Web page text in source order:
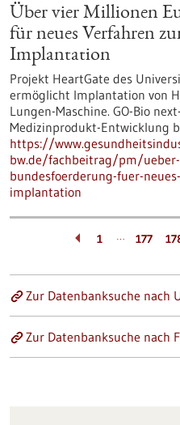
Über vier Millionen
für neues Verfahren
Implantation
Projekt HeartGate des
ermöglicht Implantation von
Lungen-Maschine. GO-Bio
Medizinprodukt-Entwicklung
https://
bw.de/fachbeitrag/pm/
bundesfoerderung-fuer-
implantation
1 … 177
Zur Datenbanksuche nach
Zur Datenbanksuche nach